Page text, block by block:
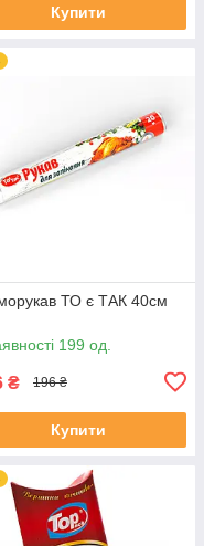
Купити
ТО є ТАК 40см
199 од.
₴ 196 ₴
Купити